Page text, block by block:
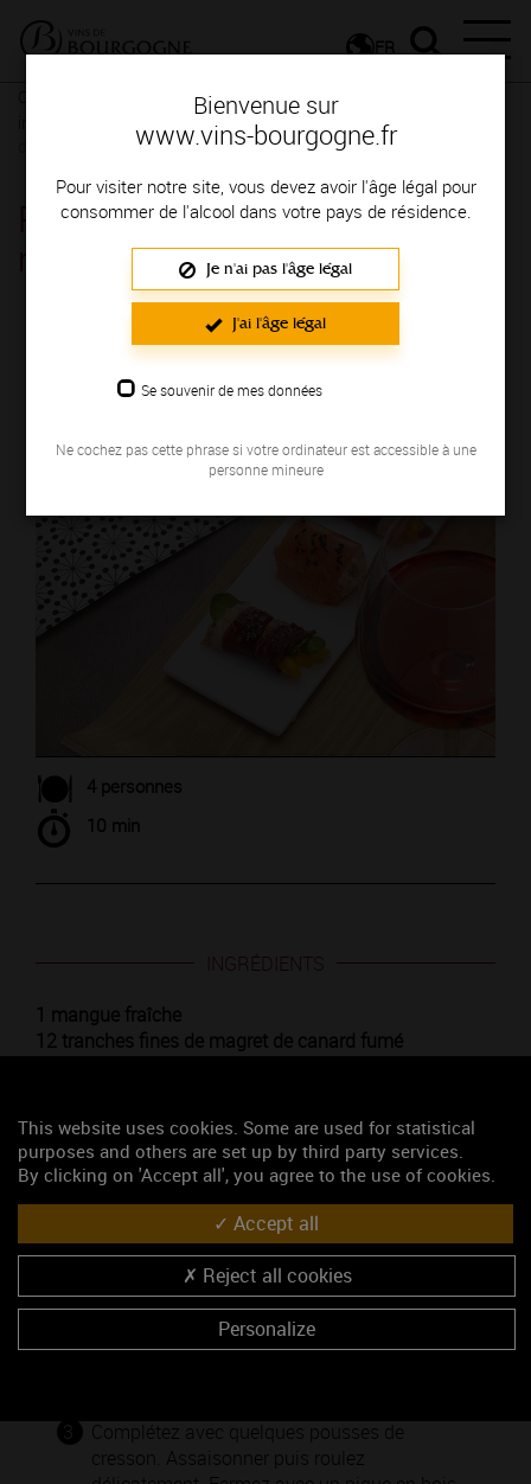
Bienvenue sur
www.vins-bourgogne.fr
Pour visiter notre site, vous devez avoir l'âge légal pour
consommer de l'alcool dans votre pays de résidence.
Je n'ai pas l'âge légal
J'ai l'âge légal
Se souvenir de mes données
Ne cochez pas cette phrase si votre ordinateur est accessible à une
personne mineure
FR
Les meilleurs accords
Tapas insolites
Egayez votre soirée avec
des tapas insolites !
Roulé de canard fumé à la
mangue
4 personnes
10 min
INGRÉDIENTS
1 mangue fraîche
12 tranches fines de magret de canard fumé
Fleur de sel
Épluchez la mangue. Taillez en fines
tranches puis émincez-la en grosse julienne
Aplatissez bien chaque tranche de canard
pour y déposer un peu de julienne de
3
Complétez avec quelques pousses de
cresson. Assaisonner puis roulez
This website uses cookies. Some are used for statistical
purposes and others are set up by third party services.
By clicking on 'Accept all', you agree to the use of cookies.
Accept all
Reject all cookies
Personalize